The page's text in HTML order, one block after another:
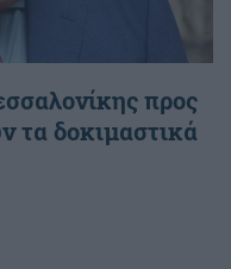
προς
τα δοκιμαστικά